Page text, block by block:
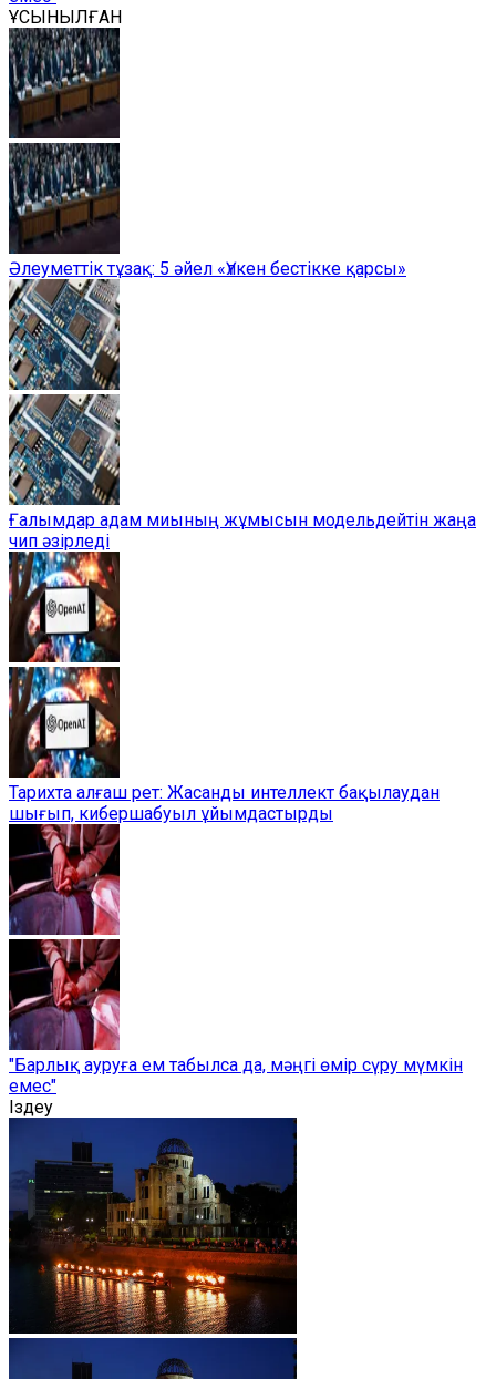
ҰСЫНЫЛҒАН
Әлеуметтік тұзақ: 5 әйел «Үлкен бестікке қарсы»
Ғалымдар адам миының жұмысын модельдейтін жаңа
чип әзірледі
Тарихта алғаш рет: Жасанды интеллект бақылаудан
шығып, кибершабуыл ұйымдастырды
"Барлық ауруға ем табылса да, мәңгі өмір сүру мүмкін
емес"
Іздеу